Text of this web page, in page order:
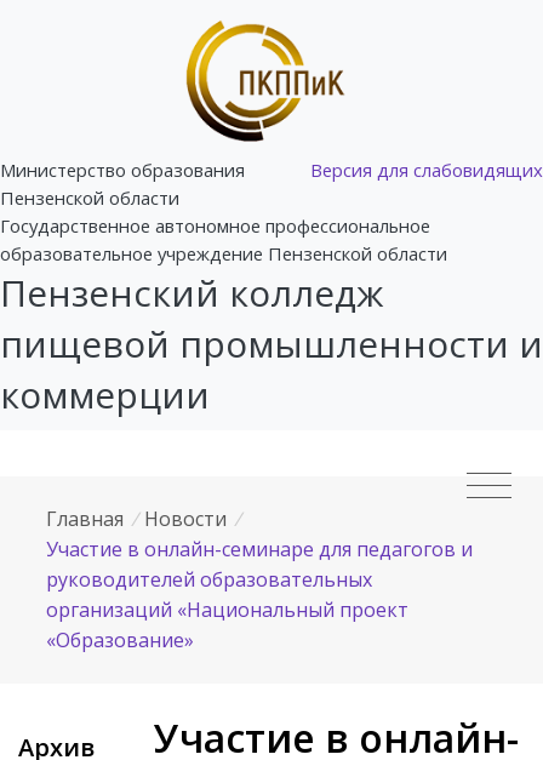
Версия для слабовидящих
Министерство образования
Пензенской области
Государственное автономное профессиональное
образовательное учреждение Пензенской области
Пензенский колледж
пищевой промышленности и
коммерции
Главная / Новости /
Участие в онлайн-семинаре для педагогов и
руководителей образовательных
организаций «Национальный проект
«Образование»
Архив
Участие в онлайн-